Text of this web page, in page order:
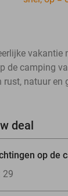
vakantie
de camping
rust, natuur en
deal
op de
29